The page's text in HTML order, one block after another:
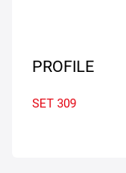
PROFILE
SET 309